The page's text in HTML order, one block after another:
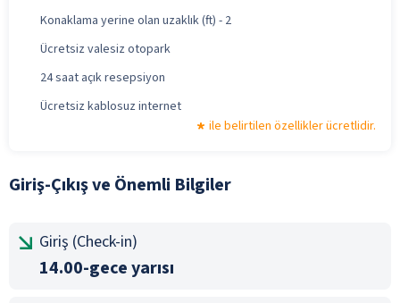
Konaklama yerine olan uzaklık (ft) - 2
Ücretsiz valesiz otopark
24 saat açık resepsiyon
Ücretsiz kablosuz internet
ile belirtilen özellikler ücretlidir.
Giriş-Çıkış ve Önemli Bilgiler
Giriş (Check-in)
14.00-gece yarısı